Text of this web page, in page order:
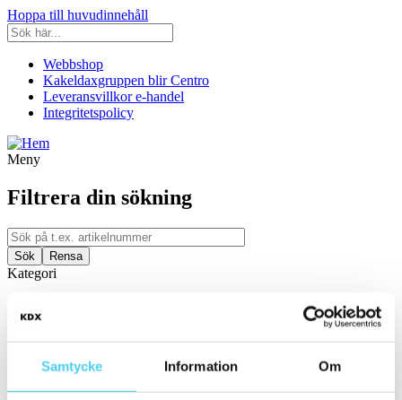
Samtycke Information Om
Hoppa till huvudinnehåll
Webbshop
Kakeldaxgruppen blir Centro
Leveransvillkor e-handel
Integritetspolicy
Meny
Filtrera din sökning
Kategori
Kakel & Klinker
Storlek
Filtrera efter storlek: